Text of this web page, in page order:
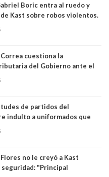
Boric entra al ruedo y
Kast sobre robos violentos.
cuestiona la
del Gobierno ante el
la alternancia en el
de partidos del
indulto a uniformados que
no le creyó a Kast
"Principal